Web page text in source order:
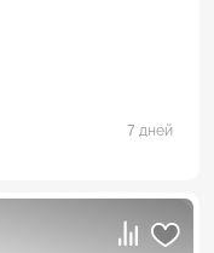
7 дней